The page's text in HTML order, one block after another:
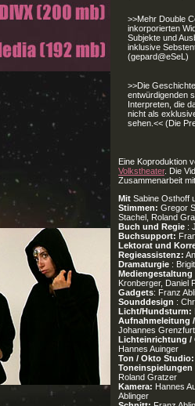
>>Mehr Double
inkorporierten
Subjekte und
inklusive
(gepard@eSeL)
>>Die
entwürdigenden
Interpreten, die
nicht als
sehen.<< (Die
Eine Koproduktion
Volkstheater. Die
Zusammenarbeit
Mit Sabine Osthoff
Stimmen: Gregor
Stachel, Roland
Buch und Regie :
Buchsupport:
Lektorat und
Regieassistenz:
Dramaturgie :
Kronberger, Daniel
Gadgets: Franz
Sounddesign :
Licht/Hundsturm:
Aufnahmeleitung
Johannes
Lichteinrichtung /
Hannes Auinger
Ton / Okto Studio:
Roland Gratzer
Kamera: Hannes
Ablinger